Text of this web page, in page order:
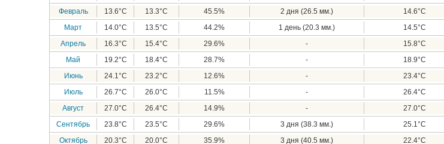
Февраль
13.6°C 13.3°C 45.5% 2 дня (26.5 мм.) 14.6°C
Март
14.0°C 13.5°C 44.2% 1 день (20.3 мм.) 14.5°C
Апрель
16.3°C 15.4°C 29.6% - 15.8°C
Май
19.2°C 18.4°C 28.7% - 18.9°C
Июнь
24.1°C 23.2°C 12.6% - 23.4°C
Июль
26.7°C 26.0°C 11.5% - 26.4°C
Август
27.0°C 26.4°C 14.9% - 27.0°C
Сентябрь
23.8°C 23.5°C 29.6% 3 дня (38.3 мм.) 25.1°C
Октябрь
20.3°C 20.0°C 35.9% 3 дня (40.5 мм.) 22.4°C